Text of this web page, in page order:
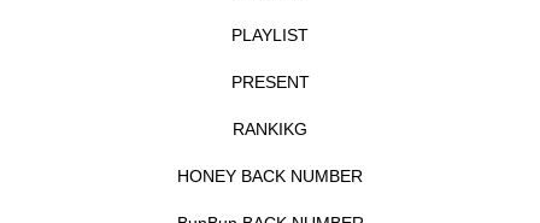
ウインド・アンサンブル・コスモス
エミリー・ワトソン エリーザ・シュロット
PLAYLIST
PRESENT
RANKIKG
HONEY BACK NUMBER